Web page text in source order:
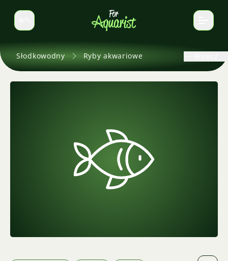
Zmień język
Słodkowodny Ryby akwariowe